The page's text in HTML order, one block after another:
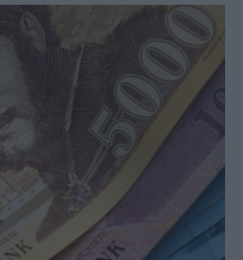
betétben helyezik el.